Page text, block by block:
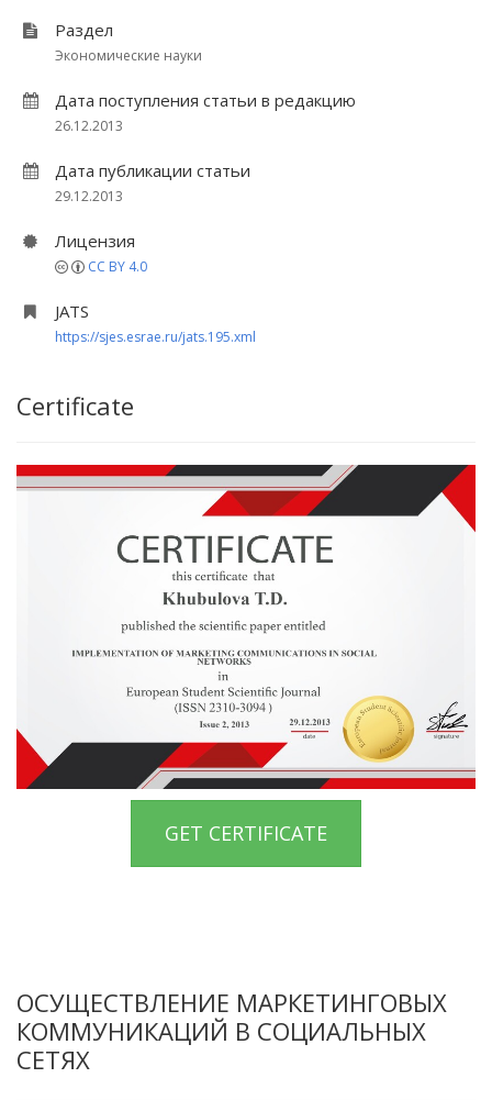
Раздел
Экономические науки
Дата поступления статьи в редакцию
26.12.2013
Дата публикации статьи
29.12.2013
Лицензия
CC BY 4.0
JATS
https://sjes.esrae.ru/jats.195.xml
Certificate
GET CERTIFICATE
ОСУЩЕСТВЛЕНИЕ МАРКЕТИНГОВЫХ
КОММУНИКАЦИЙ В СОЦИАЛЬНЫХ
СЕТЯХ